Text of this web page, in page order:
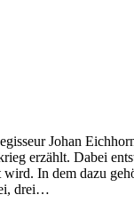
Johan
erzählt. Dabei
In dem dazu
drei…